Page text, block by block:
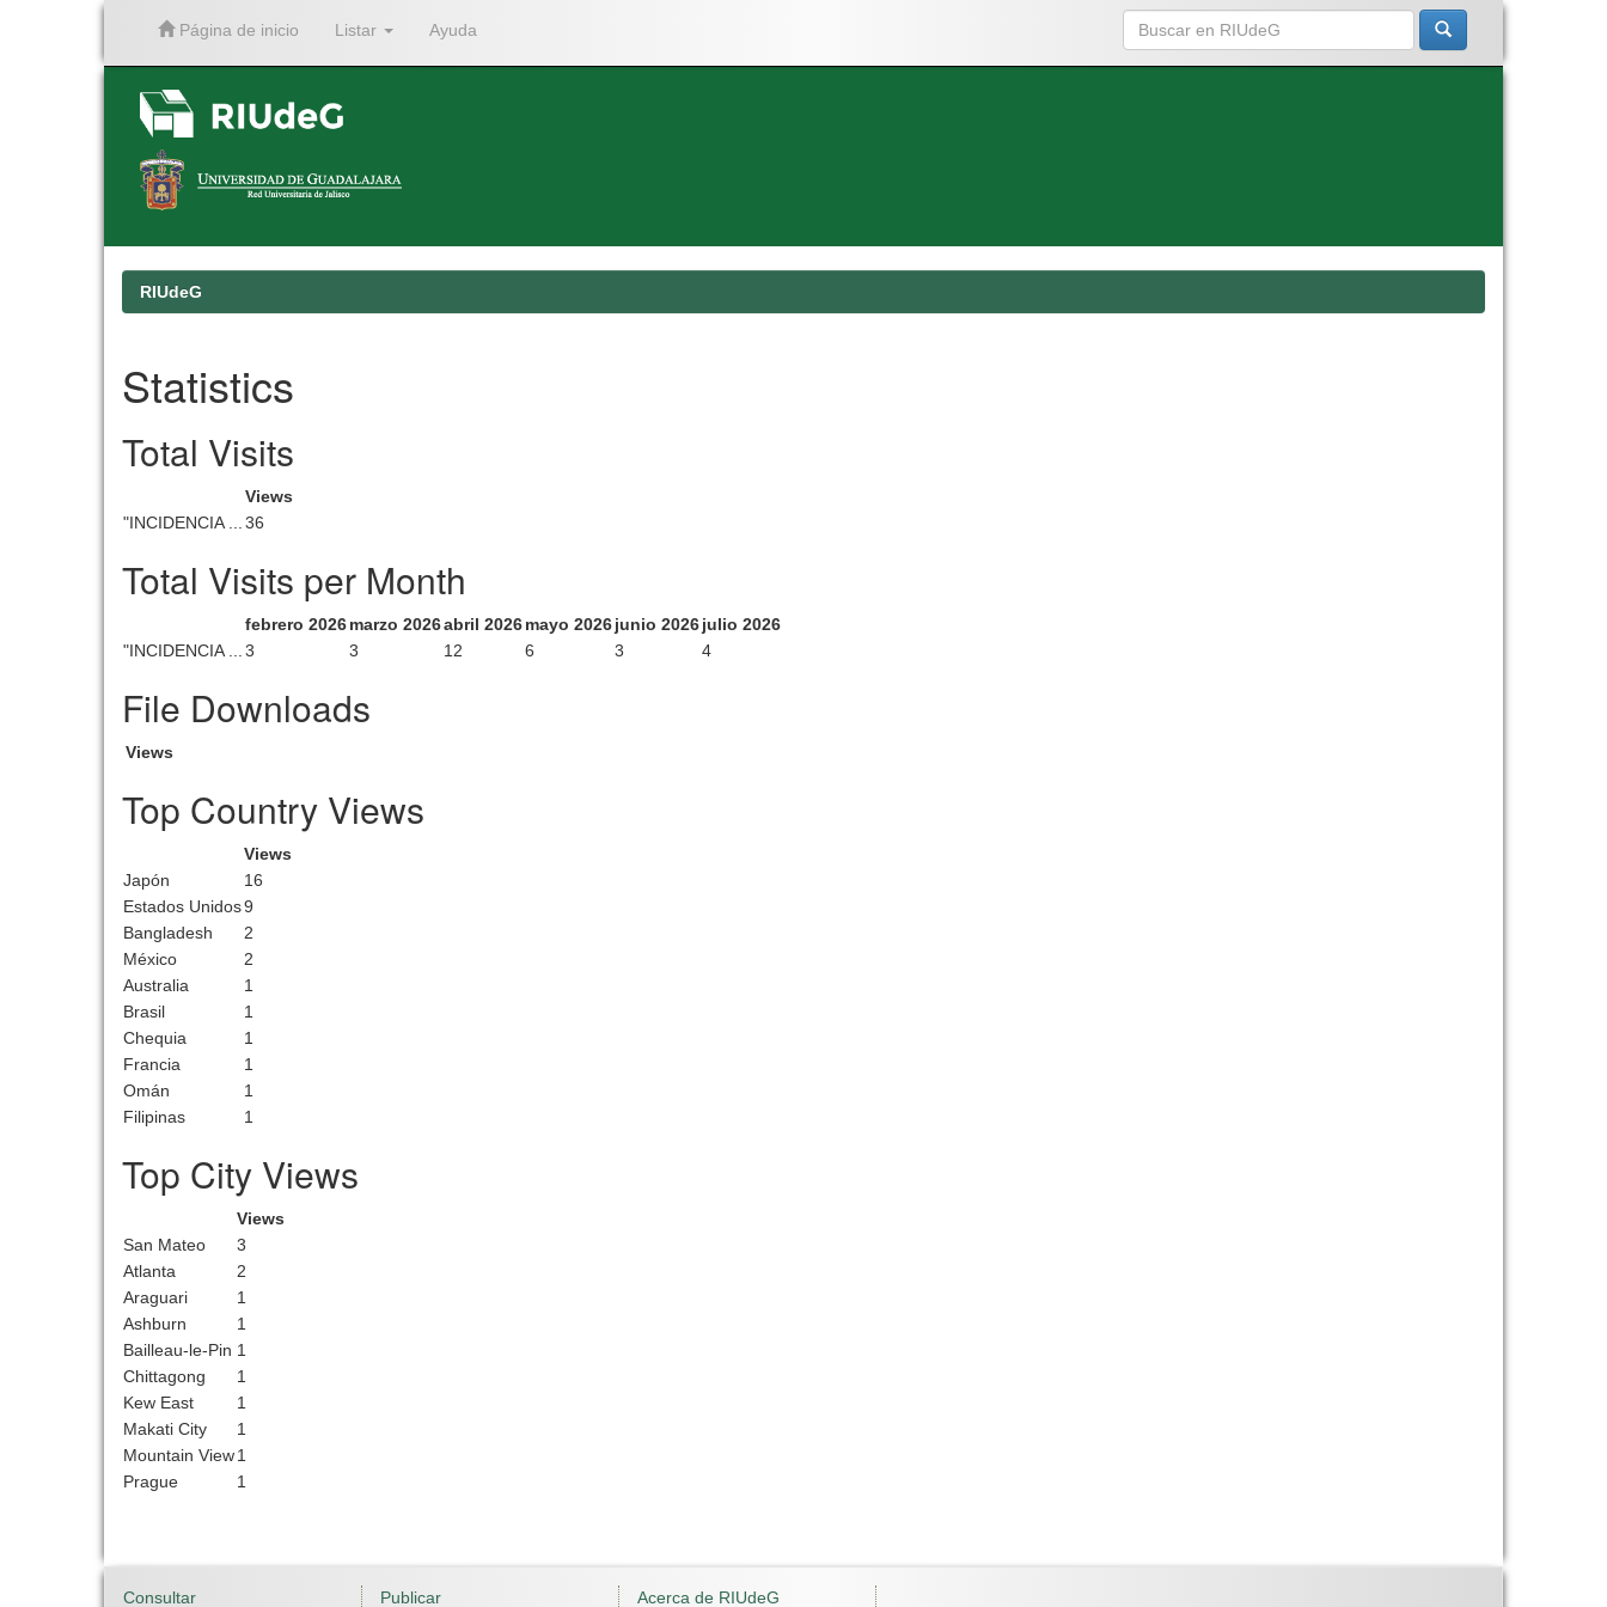
Página de inicio Listar Ayuda
RIUdeG
Statistics
Total Visits
Views
"INCIDENCIA ...
36
Total Visits per Month
febrero 2026marzo 2026abril 2026mayo 2026junio 2026julio 2026
"INCIDENCIA ...
3 3 12 6 3 4
File Downloads
Views
Top Country Views
Views
Japón
16
Estados Unidos9
Bangladesh
2
México
2
Australia
1
Brasil
1
Chequia
1
Francia
1
Omán
1
Filipinas
1
Top City Views
Views
San Mateo
3
Atlanta
2
Araguari
1
Ashburn
1
Bailleau-le-Pin 1
Chittagong
1
Kew East
1
Makati City
1
Mountain View1
Prague
1
Consultar Publicar Acerca de RIUdeG